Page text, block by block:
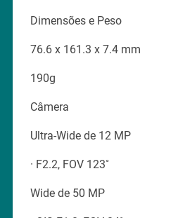
Dimensões e Peso
76.6 x 161.3 x 7.4 mm
190g
Câmera
Ultra-Wide de 12 MP
· F2.2, FOV 123˚
Wide de 50 MP